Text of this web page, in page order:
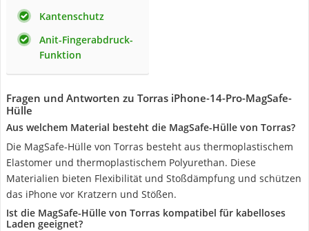
Kantenschutz
Anit-Fingerabdruck-
Funktion
Fragen und Antworten zu Torras iPhone-14-Pro-MagSafe-
Hülle
Aus welchem Material besteht die MagSafe-Hülle von Torras?
Die MagSafe-Hülle von Torras besteht aus thermoplastischem
Elastomer und thermoplastischem Polyurethan. Diese
Materialien bieten Flexibilität und Stoßdämpfung und schützen
das iPhone vor Kratzern und Stößen.
Ist die MagSafe-Hülle von Torras kompatibel für kabelloses
Laden geeignet?